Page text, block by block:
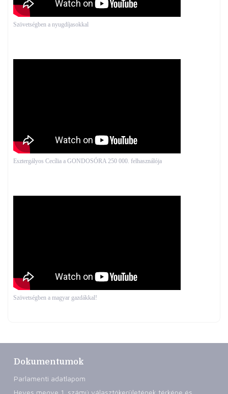
Szövetségben a nyugdíjasokkal
Esztergályos Cecília a GONDOSÓRA 250 000. felhasználója
Szövetségben a magyar gazdákkal!
Dokumentumok
Parlamenti adatlapom